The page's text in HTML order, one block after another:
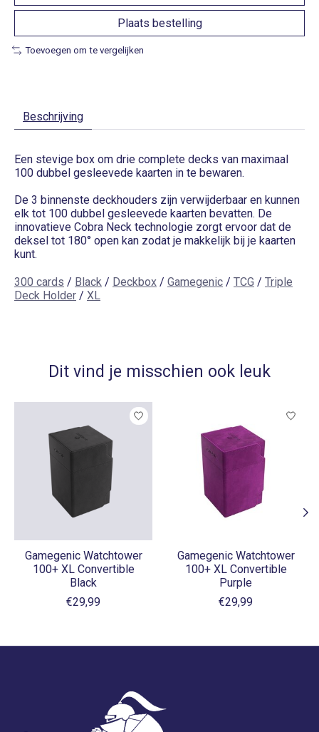
Plaats bestelling
Toevoegen om te vergelijken
Beschrijving
Een stevige box om drie complete decks van maximaal
100 dubbel gesleevede kaarten in te bewaren.
De 3 binnenste deckhouders zijn verwijderbaar en kunnen
elk tot 100 dubbel gesleevede kaarten bevatten. De
innovatieve Cobra Neck technologie zorgt ervoor dat de
deksel tot 180° open kan zodat je makkelijk bij je kaarten
kunt.
300 cards / Black / Deckbox / Gamegenic / TCG / Triple
Deck Holder / XL
Dit vind je misschien ook leuk
Items van productcarrousel
Gamegenic Watchtower
100+ XL Convertible
Black
€29,99
Gamegenic Watchtower
100+ XL Convertible
Purple
€29,99